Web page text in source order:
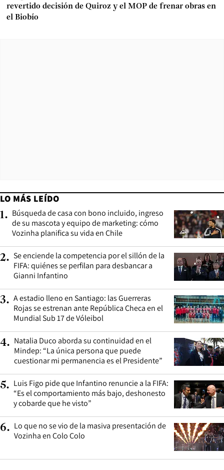
revertido decisión de Quiroz y el MOP de frenar obras en
el Biobío
LO MÁS LEÍDO
1. Búsqueda de casa con bono incluido, ingreso
de su mascota y equipo de marketing: cómo
Vozinha planifica su vida en Chile
2. Se enciende la competencia por el sillón de la
FIFA: quiénes se perfilan para desbancar a
Gianni Infantino
3. A estadio lleno en Santiago: las Guerreras
Rojas se estrenan ante República Checa en el
Mundial Sub 17 de Vóleibol
4. Natalia Duco aborda su continuidad en el
Mindep: “La única persona que puede
cuestionar mi permanencia es el Presidente”
5. Luis Figo pide que Infantino renuncie a la FIFA:
“Es el comportamiento más bajo, deshonesto
y cobarde que he visto”
6. Lo que no se vio de la masiva presentación de
Vozinha en Colo Colo